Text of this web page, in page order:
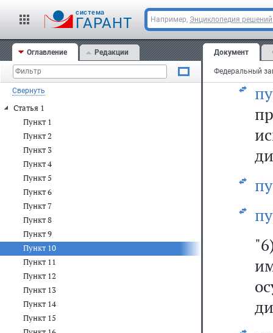
cистема
ГАРАНТ Например, Энциклопедия решений
Оглавление Редакции
Свернуть
Статья 1
Пункт 1
Пункт 2
Пункт 3
Пункт 4
Пункт 5
Пункт 6
Пункт 7
Пункт 8
Пункт 9
Пункт 10
Пункт 11
Пункт 12
Пункт 13
Пункт 14
Пункт 15
Документ